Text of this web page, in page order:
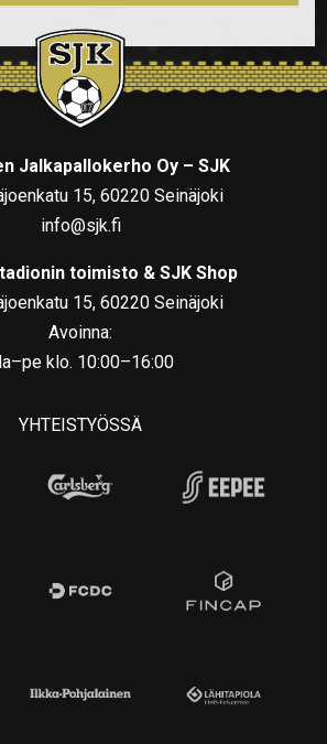
Jalkapallokerho Oy – SJK
15, 60220 Seinäjoki
info@sjk.fi
toimisto & SJK Shop
15, 60220 Seinäjoki
Avoinna:
klo. 10:00–16:00
YHTEISTYÖSSÄ